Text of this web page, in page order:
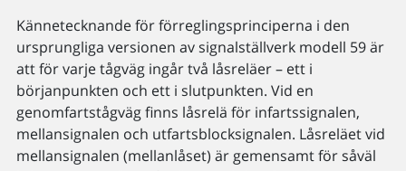
Kännetecknande för förreglingsprinciperna i den
ursprungliga versionen av signalställverk modell 59 är
att för varje tågväg ingår två låsreläer – ett i
börjanpunkten och ett i slutpunkten. Vid en
genomfartstågväg finns låsrelä för infartssignalen,
mellansignalen och utfartsblocksignalen. Låsreläet vid
mellansignalen (mellanlåset) är gemensamt för såväl